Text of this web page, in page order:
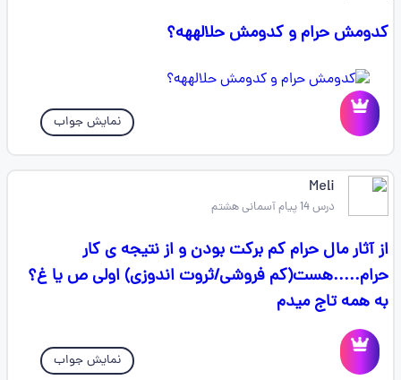
کدومش حرام و کدومش حلالههه؟
نمایش جواب
Meli
درس 14 پیام آسمانی هشتم
از آثار مال حرام کم برکت بودن و از نتیجه ی کار
حرام.....هست(کم فروشی/ثروت اندوزی) اولی ص یا غ؟
به همه تاج میدم
نمایش جواب